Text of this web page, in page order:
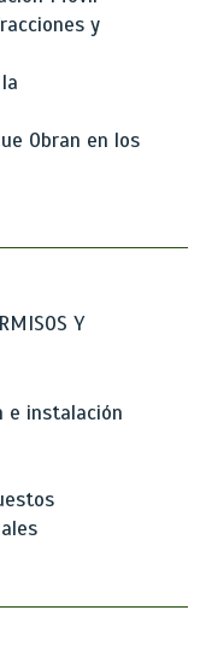
y
Obran en los
Y
e instalación